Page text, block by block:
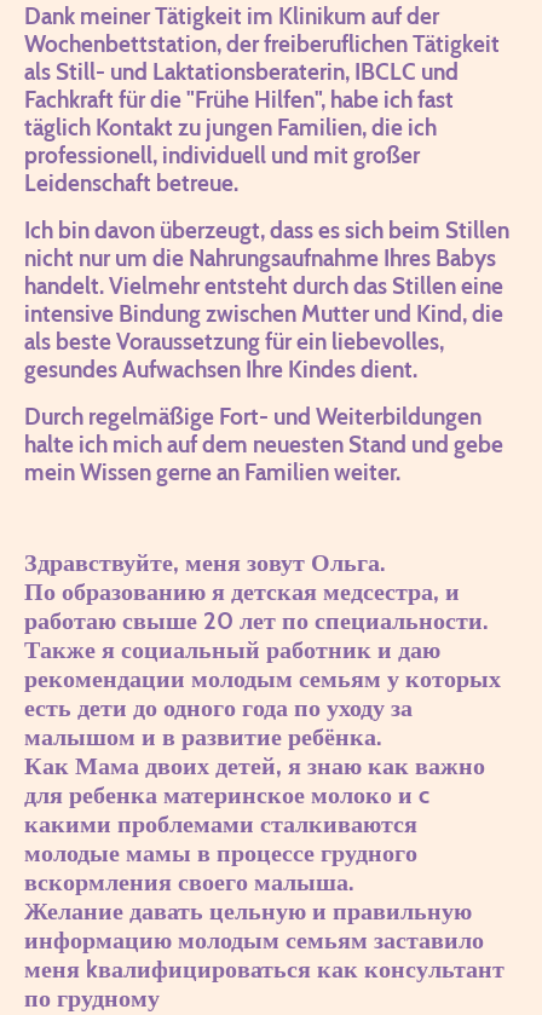
Dank meiner Tätigkeit im Klinikum auf der
Wochenbettstation, der freiberuflichen Tätigkeit
als Still- und Laktationsberaterin, IBCLC und
Fachkraft für die "Frühe Hilfen", habe ich fast
täglich Kontakt zu jungen Familien, die ich
professionell, individuell und mit großer
Leidenschaft betreue.
Ich bin davon überzeugt, dass es sich beim Stillen
nicht nur um die Nahrungsaufnahme Ihres Babys
handelt. Vielmehr entsteht durch das Stillen eine
intensive Bindung zwischen Mutter und Kind, die
als beste Voraussetzung für ein liebevolles,
gesundes Aufwachsen Ihre Kindes dient.
Durch regelmäßige Fort- und Weiterbildungen
halte ich mich auf dem neuesten Stand und gebe
mein Wissen gerne an Familien weiter.
Здравствуйте, меня зовут Ольга.
По образованию я детская медсестра, и
работаю свыше 20 лет по специальности.
Также я социальный работник и даю
рекомендации молодым семьям у которых
есть дети до одного года по уходу за
малышом и в развитие ребёнка.
Как Мама двоих детей, я знаю как важно
для ребенка материнское молоко и c
какими проблемами сталкиваются
молодые мамы в процессе грудного
вскормления своего малыша.
Желание давать цельную и правильную
информацию молодым семьям заставило
меня kвалифицироваться как консультант
по грудному